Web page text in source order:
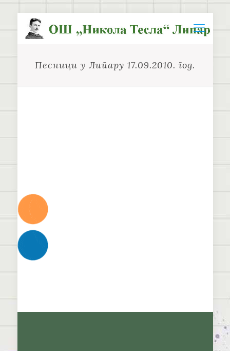
Песници у Липару 17.09.2010. год.